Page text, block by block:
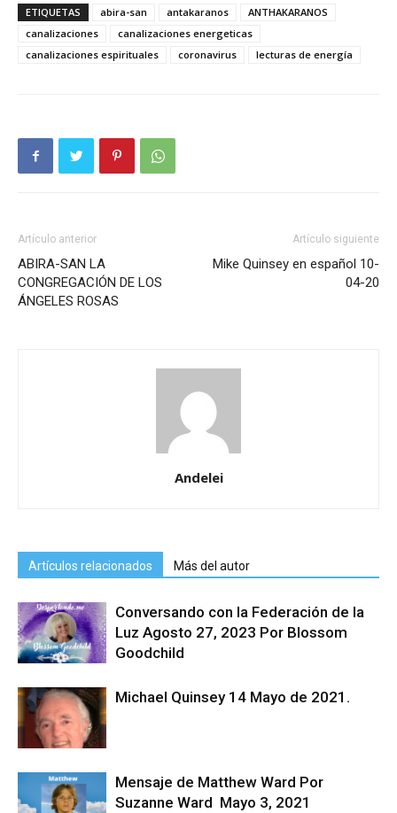
ETIQUETAS abira-san antakaranos
ANTHAKARANOS
canalizaciones
canalizaciones energeticas
canalizaciones espirituales
coronavirus lecturas de energía
Artículo anterior
ABIRA-SAN LA
CONGREGACIÓN DE LOS
ÁNGELES ROSAS
Artículo siguiente
Mike Quinsey en español 10-
04-20
Andelei
Artículos relacionados Más del autor
Conversando con la Federación de la
Luz Agosto 27, 2023 Por Blossom
Goodchild
Michael Quinsey 14 Mayo de 2021.
Mensaje de Matthew Ward Por
Suzanne Ward Mayo 3, 2021